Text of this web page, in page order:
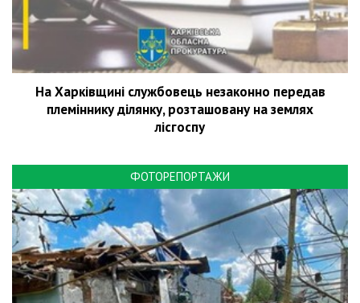
На Харківщині службовець незаконно передав
племіннику ділянку, розташовану на землях
лісгоспу
ФОТОРЕПОРТАЖИ